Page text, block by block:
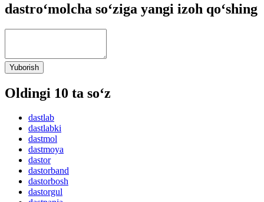
dastro‘molcha so‘ziga yangi izoh qo‘shing
Yuborish
Oldingi 10 ta so‘z
dastlab
dastlabki
dastmol
dastmoya
dastor
dastorband
dastorbosh
dastorgul